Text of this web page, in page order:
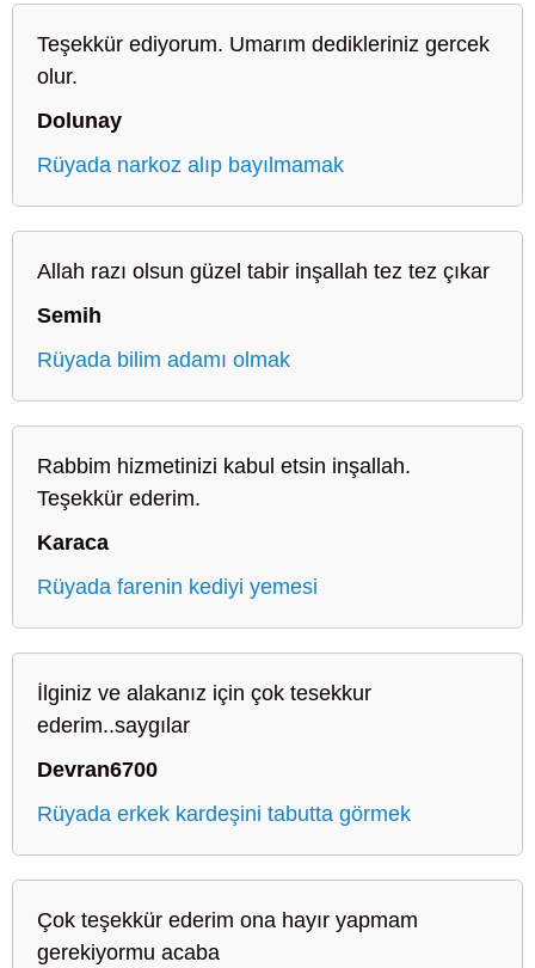
Teşekkür ediyorum. Umarım dedikleriniz gercek
olur.
Dolunay
Rüyada narkoz alıp bayılmamak
Allah razı olsun güzel tabir inşallah tez tez çıkar
Semih
Rüyada bilim adamı olmak
Rabbim hizmetinizi kabul etsin inşallah.
Teşekkür ederim.
Karaca
Rüyada farenin kediyi yemesi
İlginiz ve alakanız için çok tesekkur
ederim..saygılar
Devran6700
Rüyada erkek kardeşini tabutta görmek
Çok teşekkür ederim ona hayır yapmam
gerekiyormu acaba